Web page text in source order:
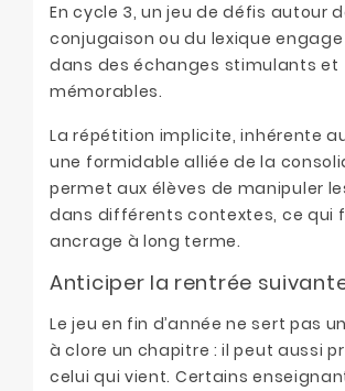
En cycle 3, un jeu de défis autour
conjugaison ou du lexique engage
dans des échanges stimulants et
mémorables.
La répétition implicite, inhérente
une formidable alliée de la
permet aux élèves de manipuler
dans différents contextes, ce qui
ancrage à long terme.
Anticiper la rentrée
Le jeu en fin d’année ne sert pas
à clore un chapitre : il peut aussi
celui qui vient. Certains